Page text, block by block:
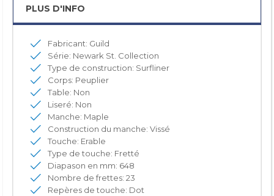
PLUS D'INFO
Fabricant: Guild
Série: Newark St. Collection
Type de construction: Surfliner
Corps: Peuplier
Table: Non
Liseré: Non
Manche: Maple
Construction du manche: Vissé
Touche: Erable
Type de touche: Fretté
Diapason en mm: 648
Nombre de frettes: 23
Repères de touche: Dot